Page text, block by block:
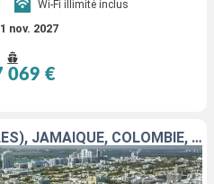
Wi-Fi illimité inclus
nov. 2027
069 €
ÉTATS-UNIS, CAÏMANS (ÎLES), JAMAÏQUE, COLOMBIE, PANAMA, ÉQUATEUR, PÉROU, CHILI, ARGENTINE, ÎLES MALOUINES, URUGUAY, BRÉSIL, BARBADE, GUADELOUPE, SAINT VINCENT-ET-LES-GRENADINES